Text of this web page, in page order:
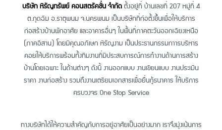
บริษัท หิรัญทรัพย์ คอนสตรัคชั่น จำกัดตั้งอยู่ที่ บ้านเลขที่ 207 หมู่ที่ 4
ต.กุดฉิม อ.ธาตุพนม จ.นครพนม เป็นบริษัทที่ก่อตั้งขึ้นเพื่อให้บริการ
ก่อสร้างบ้านพักอาศัย และอาคารอื่นๆ ในพื้นที่ภาคตะวันออกเฉียงเหนือ
(ภาคอีสาน) โดยมีคุณอภิเษก หิรัญงาม เป็นประธานกรรมกาารบริหาร
คอยให้บริการพร้อมทั้งทีมงานที่มีประสบการณ์การทำงานด้านการสร้าง
บ้านโดยเฉพาะ ในด้านต่างๆ ดังนี้ งานออกแบบ งานเขียนแบบ งานประเมิน
ราคา งานก่อสร้าง รวมถึงงานเตรียมเอกสารเพื่อยื่นกู้ธนาคาร ให้บริการ
ครบวงจร One Stop Service
ทางบริษัทได้ให้ความสำคัญกับการอยู่อาศัยเป็นอย่างมาก เราจึงมุ่งเน้นการ